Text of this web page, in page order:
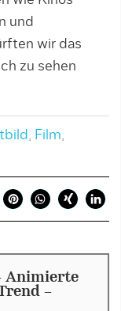
und
wir das
zu sehen
Film
Animierte
-